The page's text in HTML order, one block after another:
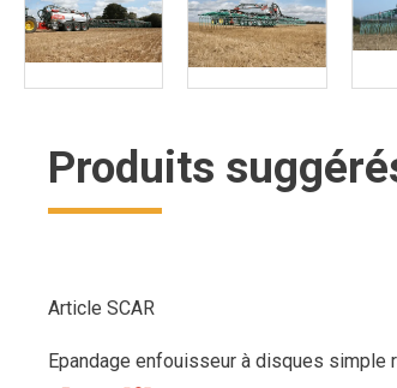
Produits
Article SCAR
Epandage enfouisseur à disques simple